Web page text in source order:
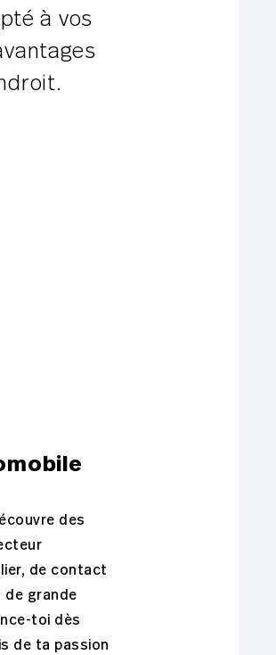
à vos
des
de contact
de grande
toi dès
de ta passion